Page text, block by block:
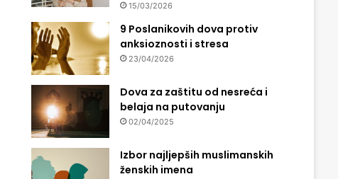
15/03/2026
9 Poslanikovih dova protiv
anksioznosti i stresa
23/04/2026
Dova za zaštitu od nesreća i
belaja na putovanju
02/04/2025
Izbor najljepših muslimanskih
ženskih imena